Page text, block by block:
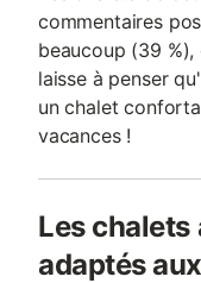
commentaires
beaucoup (39
laisse à penser
un chalet
vacances !
Les
adaptés